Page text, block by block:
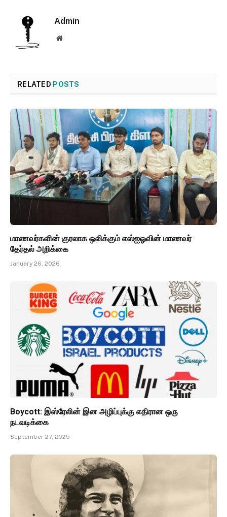
Admin
Website
RELATED POSTS
மாணவர்களின் குரலாக ஒலிக்கும் எஸ்ஐஓவின் மாணவர்
தேர்தல் அறிக்கை
January 26, 2026
Boycott: இஸ்ரேலின் இன அழிப்புக்கு எதிரான ஒரு
நடவடிக்கை
September 27, 2025